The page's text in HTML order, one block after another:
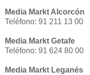
Media Markt Alcorcón
Teléfono: 91 211 13 00
Media Markt Getafe
Teléfono: 91 624 80 00
Media Markt Leganés